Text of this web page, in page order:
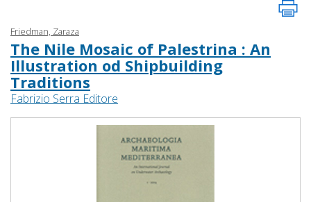
Friedman, Zaraza
The Nile Mosaic of Palestrina : An
Illustration od Shipbuilding
Traditions
Fabrizio Serra Editore